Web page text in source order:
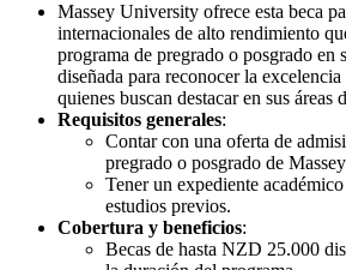
Massey University ofrece esta beca
internacionales de alto rendimiento
programa de pregrado o posgrado en
diseñada para reconocer la
quienes buscan destacar en sus áreas
Requisitos generales:
Contar con una oferta de
pregrado o posgrado de
Tener un expediente
estudios previos.
Cobertura y beneficios:
Becas de hasta NZD 25.000